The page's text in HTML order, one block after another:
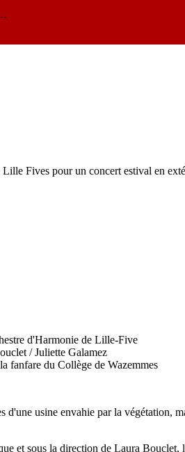
Fives pour un concert estival en
d'Harmonie de Lille-Five
/ Juliette Galamez
fanfare du Collège de Wazemmes
d'une usine envahie par la végétation,
et sous la direction de Laura Bouclet,